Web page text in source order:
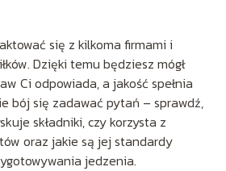
się z kilkoma firmami i
Dzięki temu będziesz mógł
Ci odpowiada, a jakość spełnia
bój się zadawać pytań – sprawdź,
składniki, czy korzysta z
oraz jakie są jej standardy
jedzenia.